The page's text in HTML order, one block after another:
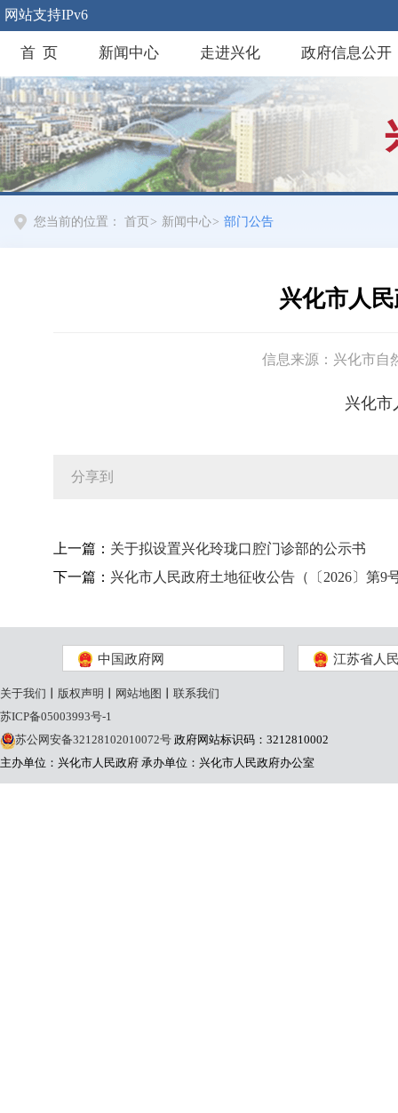
网站支持IPv6
首 页 新闻中心 走进兴化 政府信息公开
您当前的位置： 首页 > 新闻中心> 部门公告
兴化市人
信息来源：兴化市自
兴化市
分享到
上一篇： 关于拟设置兴化玲珑口腔门诊部的公示书
下一篇： 兴化市人民政府土地征收公告（〔2026〕第9
中国政府网 江苏省人
关于我们 版权声明 网站地图
联系我们
苏ICP备05003993号-1
苏公网安备32128102010072号 政府网站标识码：3212810002
主办单位：兴化市人民政府 承办单位：兴化市人民政府办公室